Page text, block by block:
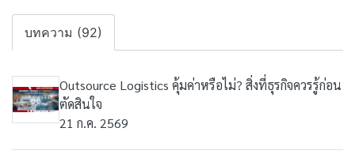
บทความ (92)
Outsource Logistics คุ้มค่าหรือไม่? สิ่งที่ธุรกิจควรรู้ก่อน
ตัดสินใจ
21 ก.ค. 2569